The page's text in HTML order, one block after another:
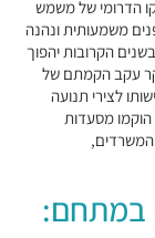
הדרומי של משמש
משמעותית ונהנה
הקרובות יהפוך
עקב הקמתם של
לצירי תנועה
מסעדות
המשרדים,
במתחם: